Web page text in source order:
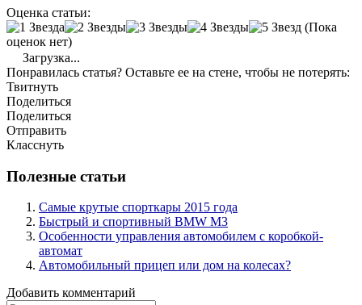
Оценка статьи:
(Пока
оценок нет)
Загрузка...
Понравилась статья? Оставьте ее на стене, чтобы не потерять:
Твитнуть
Поделиться
Поделиться
Отправить
Класснуть
Полезные статьи
Самые крутые спорткары 2015 года
Быстрый и спортивный BMW M3
Особенности управления автомобилем с коробкой-
автомат
Автомобильный прицеп или дом на колесах?
Добавить комментарий